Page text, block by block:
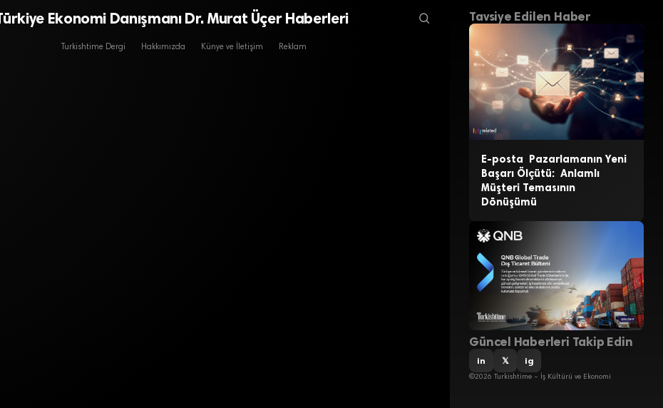
Ekonomi Danışmanı Dr. Murat Üçer Haberleri
Turkishtime Dergi Hakkımızda Künye ve İletişim Reklam
Tavsiye Edilen Haber
E-posta Pazarlamanın Yeni
Başarı Ölçütü: Anlamlı
Müşteri Temasının
Dönüşümü
Güncel Haberleri Takip Edin
in 𝕏 ig
©2026 Turkishtime – İş Kültürü ve Ekonomi